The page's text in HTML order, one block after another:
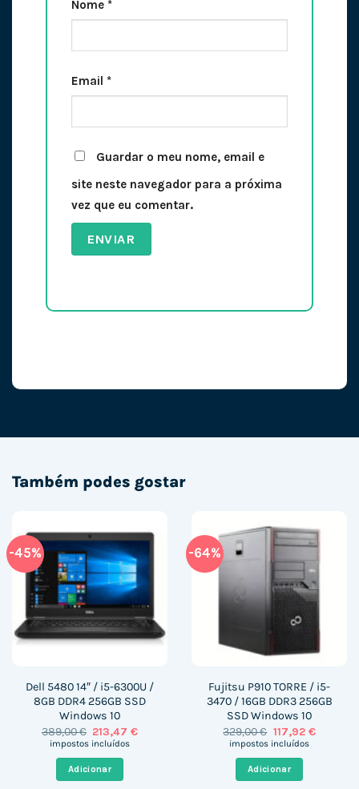
Nome *
Email *
Guardar o meu nome, email e
site neste navegador para a próxima
vez que eu comentar.
Também podes gostar
-45%
Dell 5480 14″ / i5-6300U /
8GB DDR4 256GB SSD
Windows 10
389,00€ O
preço
era:
389,00 €.
213,47€O
impostos incluídos
Adicionar
-64%
Fujitsu P910 TORRE / i5-
3470 / 16GB DDR3 256GB
SSD Windows 10
329,00€ O
preço
era:
329,00 €.
117,92 €O
impostos incluídos
Adicionar